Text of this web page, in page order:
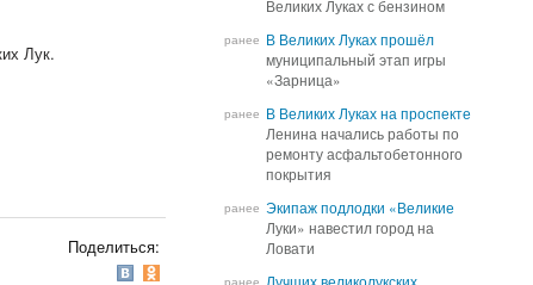
Лук.
Поделиться:
Великих Луках с бензином
Великих Луках с бензином
ранее В Великих Луках прошёл
муниципальный этап игры
«Зарница»
В Великих Луках прошёл
муниципальный этап игры
«Зарница»
ранее В Великих Луках на проспекте
Ленина начались работы по
ремонту асфальтобетонного
покрытия
В Великих Луках на проспекте
Ленина начались работы по
ремонту асфальтобетонного
покрытия
ранее Экипаж подлодки «Великие
Луки» навестил город на
Ловати
Экипаж подлодки «Великие
Луки» навестил город на
Ловати
ранее Лучших великолукских
Лучших великолукских